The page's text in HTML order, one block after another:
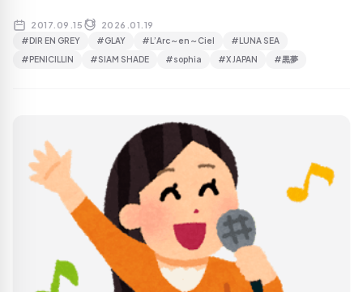
2017.09.15 2026.01.19
#DIR EN GREY #GLAY #L’Arc～en～Ciel
#LUNA SEA
#PENICILLIN
#SIAM SHADE #sophia #X JAPAN #黒夢